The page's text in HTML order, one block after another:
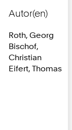
Autor(en)
Roth, Georg
Bischof,
Christian
Eifert, Thomas